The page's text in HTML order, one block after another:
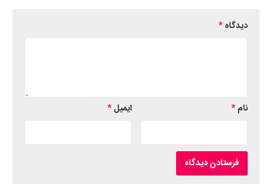
دیدگاه*
نام* ایمیل*